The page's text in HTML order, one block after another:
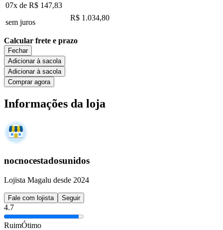
07x de R$ 147,83
sem juros
R$ 1.034,80
Calcular frete e prazo
Fechar
Adicionar à sacola
Adicionar à sacola
Comprar agora
Informações da loja
nocnocestadosunidos
Lojista Magalu desde 2024
Fale com lojista Seguir
4.7
RuimÓtimo